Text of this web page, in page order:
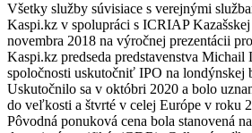
Všetky služby súvisiace s verejnými
Kaspi.kz v spolupráci s ICRIAP
novembra 2018 na výročnej prezentácii
Kaspi.kz predseda predstavenstva
spoločnosti uskutočniť IPO na londýnskej
Uskutočnilo sa v októbri 2020 a bolo
do veľkosti a štvrté v celej Európe v roku
Pôvodná ponuková cena bola stanovená